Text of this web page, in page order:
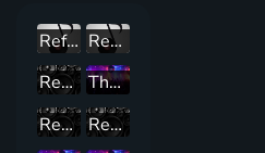
Refresh
Replay 90'
Replay 80'
The 90's
Republika
Rekreace